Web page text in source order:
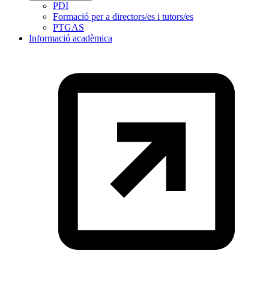
PDI
Formació per a directors/es i tutors/es
PTGAS
Informació acadèmica